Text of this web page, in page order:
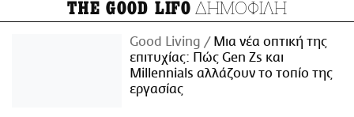
THE GOOD LIFO ΔΗΜΟΦΙΛΗ
Good Living
Μια νέα οπτική της
επιτυχίας: Πώς Gen Zs και
Millennials αλλάζουν το τοπίο της
εργασίας